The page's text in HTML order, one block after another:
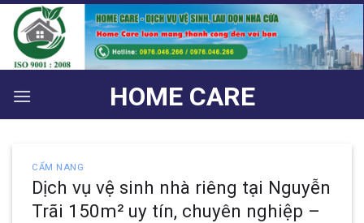
Bỏ
qua
nội
dung
HOME CARE
CẨM NANG
Dịch vụ vệ sinh nhà riêng tại Nguyễn
Trãi 150m² uy tín, chuyên nghiệp –